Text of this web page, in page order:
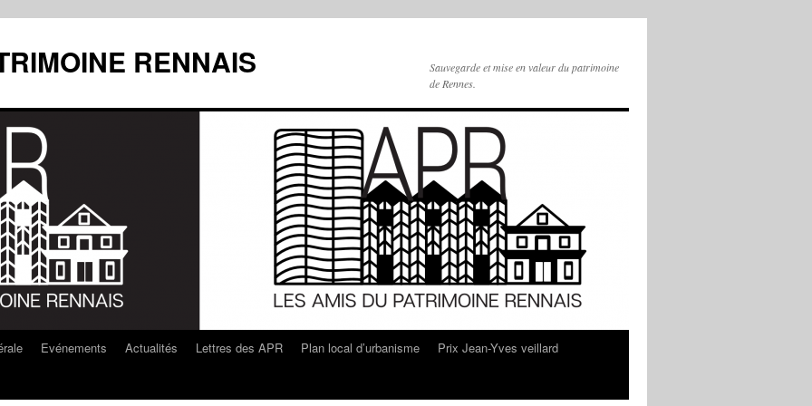
RENNAIS
Sauvegarde et mise en valeur du patrimoine
de Rennes.
Evénements Actualités Lettres des APR Plan local d’urbanisme
Prix Jean-Yves veillard